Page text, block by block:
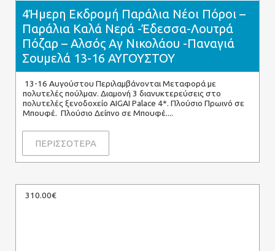
4Ήμερη Εκδρομή Παράλια Νέοι Πόροι –
Παράλια Καλά Νερά -Έδεσσα-Λουτρά
Πόζαρ – Αλσός Αγ Νικολάου -Παναγιά
Σουμελά 13-16 ΑΥΓΟΥΣΤΟΥ
13-16 Αυγούστου Περιλαμβάνονται Μεταφορά με
πολυτελές πούλμαν. Διαμονή 3 διανυκτερεύσεις στο
πολυτελές ξενοδοχείο AIGAI Palace 4*. Πλούσιο Πρωινό σε
Μπουφέ. Πλούσιο Δείπνο σε Μπουφέ.
ΠΕΡΙΣΣΟΤΕΡΑ
310.00€